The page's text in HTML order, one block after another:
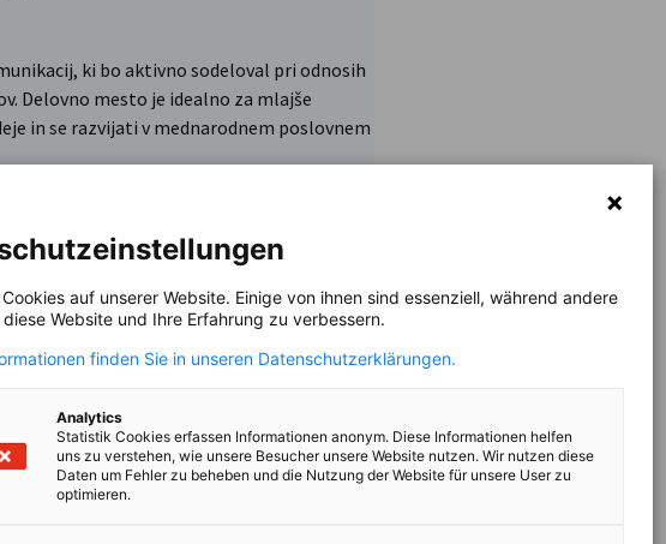
ki bo aktivno sodeloval pri odnosih
Delovno mesto je idealno za mlajše
in se razvijati v mednarodnem poslovnem
v članstvo.
(networking dogodki, konference,
dogodka.
stran, e-novice, družbena omrežja).
marketinga ali sorodnega
komuniciranja, organizacije dogodkov ali
auf unserer Website. Einige von ihnen sind essenziell, während andere
Website und Ihre Erfahrung zu verbessern.
finden Sie in unseren Datenschutzerklärungen.
Analytics
Statistik Cookies erfassen Informationen anonym. Diese Informationen helfen
uns zu verstehen, wie unsere Besucher unsere Website nutzen. Wir nutzen diese
Daten um Fehler zu beheben und die Nutzung der Website für unsere User zu
optimieren.